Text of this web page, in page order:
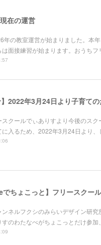
在の運営
年の教室運営が始まりました。本
は面接練習が始まります。おうち
】2022年3月24日より子育て
スクールでぃありすより今後のス
に入るため、2022年3月24日より
でちょこっと】フリースクー
ンネルフクシのみらいデザイン研
すのわたなべがちょこっとだけ参